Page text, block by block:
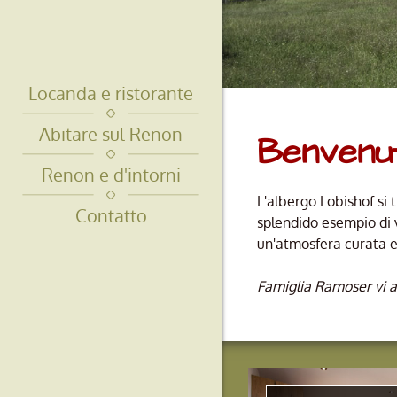
Locanda e ristorante
Abitare sul Renon
Renon e d'intorni
Contatto
L'albergo Lobishof si
splendido esempio
un'atmosfera curata
Famiglia Ramoser vi